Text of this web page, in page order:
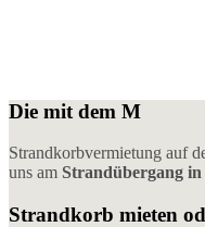
Die mit dem M
Strandkorbvermietung auf
uns am Strandübergang
Strandkorb mieten